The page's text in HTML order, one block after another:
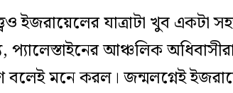
ইজরায়েলের যাত্রাটা খুব একটা
আঞ্চলিক
মনে করল। জন্মলগ্নেই